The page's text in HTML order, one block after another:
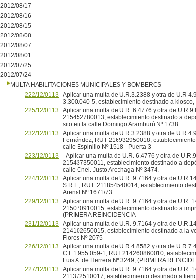
2012/08/17
2012/08/16
2012/08/15
2012/08/08
2012/08/07
2012/08/01
2012/07/25
2012/07/24
MULTA HABILITACIONES MUNICIPALES Y BOMBEROS
222/12/0113
Aplicar una multa de U.R.3.2388 y otra de U.R
3.300.040-5, establecimiento destinado a kiosco,
225/12/0113
Aplicar una multa de U.R. 6.4776 y otra de
215452780013, establecimiento destinado a
sito en la calle Domingo Aramburú Nº 1738.
232/12/0113
Aplicar una multa de U.R.3.2388 y otra de U.R
Fernández, RUT 216932950018,
calle Espinillo Nº 1518 - Puerta 3
223/12/0113
- Aplicar una multa de U.R. 6.4776 y otra de
215437350011, establecimiento destinado a
calle Cnel. Justo Arechaga Nº 3474.
224/12/0113
Aplicar una multa de U.R. 9.7164 y otra de
S.R.L., RUT: 211854540014, establecimiento
Arenal Nº 1671/73
229/12/0113
Aplicar una multa de U.R. 9.7164 y otra de U.R.
215070910015, establecimiento destinado a
(PRIMERA REINCIDENCIA
231/12/0113
Aplicar una multa de U.R. 9.7164 y otra de
214102650015, establecimiento destinado a la
Flores Nº 2075
226/12/0113
Aplicar una multa de U.R.4.8582 y otra de U.R
C.I.:1.955.059-1, RUT 214260860010,
Luis A. de Herrera Nº 3249, (PRIMERA
227/12/0113
Aplicar una multa de U.R. 9.7164 y otra de U.R.
211372510017, establecimiento destinado a